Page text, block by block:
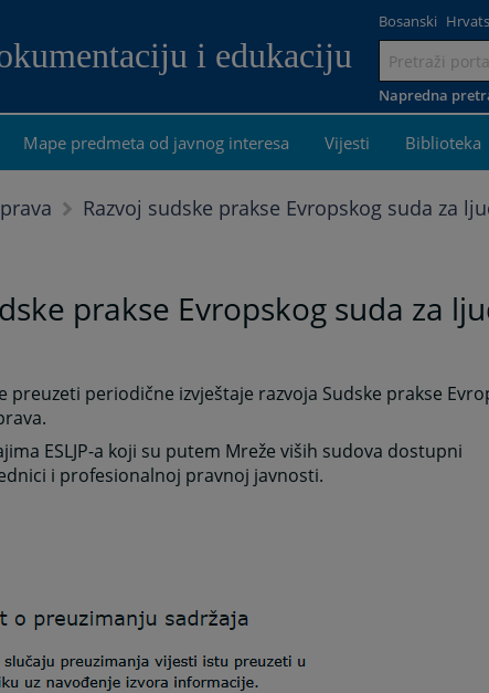
i edukaciju
na
sadržaj
Bosanski
Napredna
Mape predmeta od javnog interesa Vijesti Biblioteka
Razvoj sudske prakse Evropskog suda za
prakse Evropskog suda za
preuzeti periodične izvještaje razvoja Sudske prakse
ESLJP-a koji su putem Mreže viših sudova dostupni
i profesionalnoj pravnoj javnosti.